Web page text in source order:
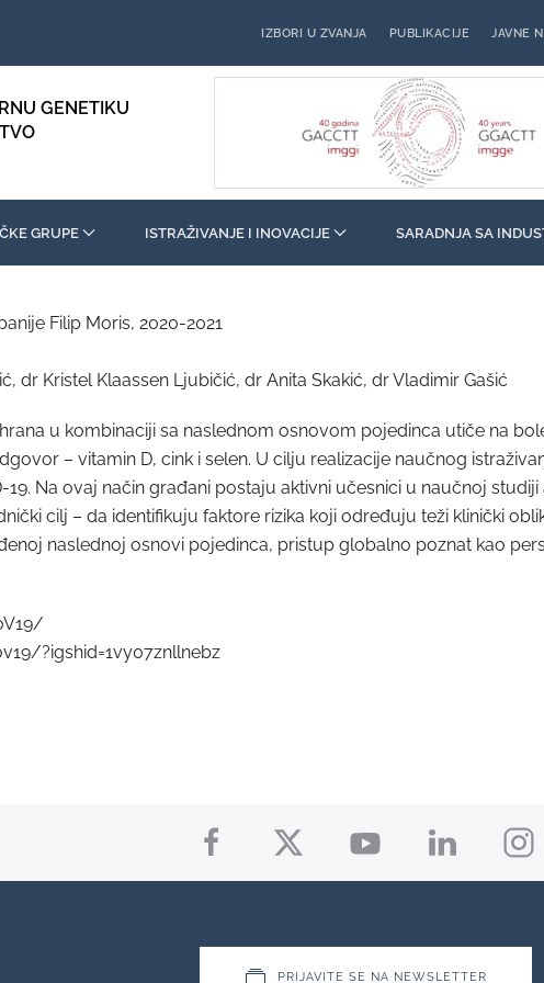
IZBORI U ZVANJA PUBLIKACIJE JAVNE
GENETIKU
GRUPE ISTRAŽIVANJE I INOVACIJE SARADNJA SA
Filip Moris, 2020-2021
dr Kristel Klaassen Ljubičić, dr Anita Skakić, dr Vladimir Gašić
u kombinaciji sa naslednom osnovom pojedinca utiče na
– vitamin D, cink i selen. U cilju realizacije naučnog
19. Na ovaj način građani postaju aktivni učesnici u naučnoj
cilj – da identifikuju faktore rizika koji određuju teži klinički
naslednoj osnovi pojedinca, pristup globalno poznat kao
?igshid=1vy07znllnebz
PRIJAVITE SE NA NEWSLETTER